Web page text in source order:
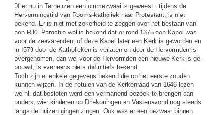
0f er nu in Terneuzen een ommezwaai is geweest ¬tijdens de
Hervormingstijd van Rooms-katholiek naar Protestant, is niet
bekend. Er is niet met zekerheid te zeggen over het bestaan van
een R.K. Parochie wel is bekend dat er rond 1375 een Kapel was
voor de zeevarenden; of deze Kapel later een Kerk is geworden en
in I579 door de Katholieken is verlaten en door de Hervormden is
overgenomen, dan wel voor de Hervormden een nieuwe Kerk is ge-
bouwd, is eveneens niets definitiefs bekend.
Toch zijn er enkele gegevens bekend die op het eerste zouden
kunnen wijzen. In de notulen van de Kerkenraad van 1646 lezen
we nl. dat besloten werd een vermanend bezoek te brengen aan
ouders, wier kinderen op Driekoningen en Vastenavond nog steeds
langs de huizen gingen zingen. Ook was er een bezwaar binnen